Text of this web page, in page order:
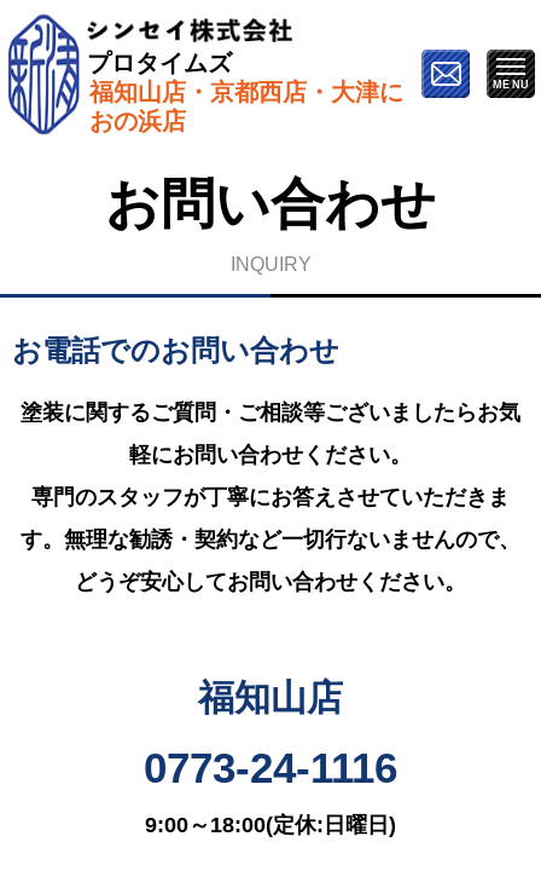
プロタイムズ
福知山店・京都西店・大津に
おの浜店
ホーム»お問い合わせ
お問い合わせ
INQUIRY
お電話でのお問い合わせ
塗装に関するご質問・ご相談等ございましたらお気
軽にお問い合わせください。
専門のスタッフが丁寧にお答えさせていただきま
す。無理な勧誘・契約など一切行ないませんので、
どうぞ安心してお問い合わせください。
福知山店
0773-24-1116
9:00～18:00(定休:日曜日)